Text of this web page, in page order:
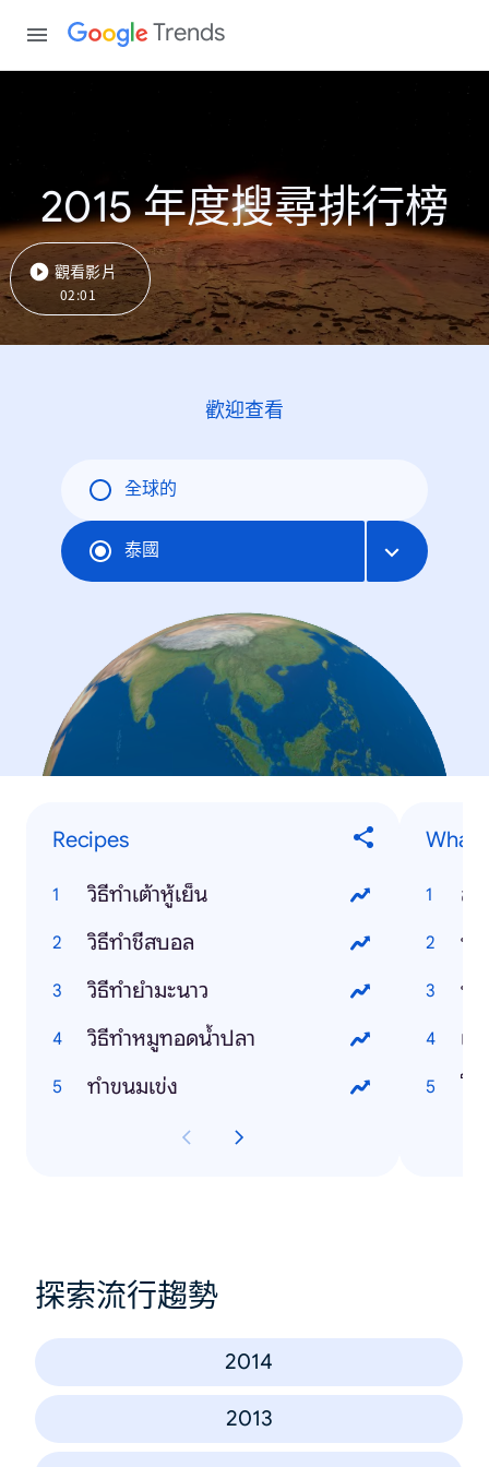
Trends
2015 年度搜尋排行榜
觀看影片
02:01
歡迎查看
全球的
泰國
Recipes
วิธีทำเต้าหู้เย็น
วิธีทำชีสบอล
วิธีทำยำมะนาว
วิธีทำหมูทอดน้ำปลา
ทำขนมเข่ง
What
สต
บา
ห
เฉ
โป
探索流行趨勢
2014
2013